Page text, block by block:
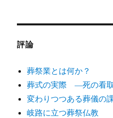
評論
葬祭業とは何か？
葬式の実際 ―死の看取
変わりつつある葬儀の
岐路に立つ葬祭仏教